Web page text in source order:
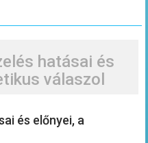
hatásai és
válaszol
és előnyei, a